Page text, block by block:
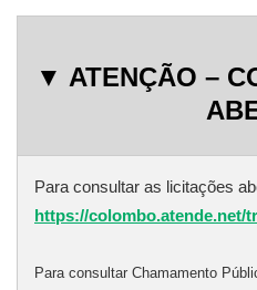
▼ ATENÇÃO –
Para consultar as licitações
https://colombo.atende.net/
Para consultar Chamamento